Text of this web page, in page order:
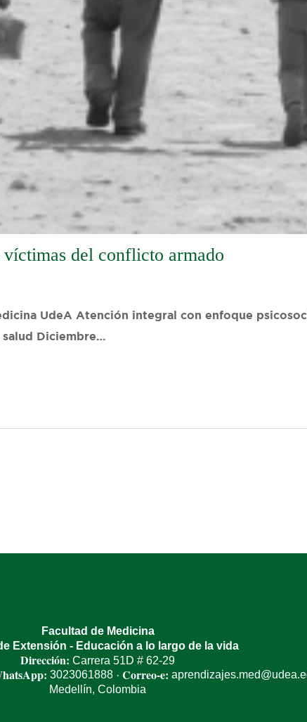
del conflicto armado
UdeA Atención integral con enfoque
Diciembre…
Facultad de Medicina
Extensión - Educación a lo largo de la vida
Dirección: Carrera 51D # 62-29
3023061888· Correo-e:
Medellín, Colombia